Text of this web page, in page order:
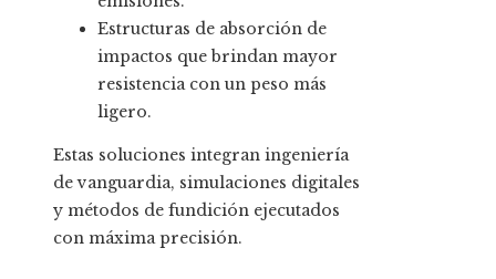
Estructuras de absorción de
impactos que brindan mayor
resistencia con un peso más
ligero.
Estas soluciones integran ingeniería
de vanguardia, simulaciones digitales
y métodos de fundición ejecutados
con máxima precisión.